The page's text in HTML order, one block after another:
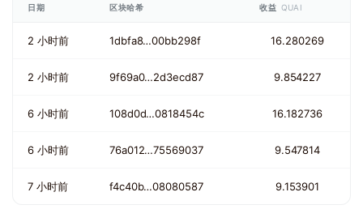
日期 区块哈希 收益 QUAI
2 小时前 1dbfa8…00bb298f 16.280269
2 小时前 9f69a0…2d3ecd87 9.854227
6 小时前 108d0d…0818454c 16.182736
6 小时前 76a012…75569037 9.547814
7 小时前 f4c40b…08080587 9.153901